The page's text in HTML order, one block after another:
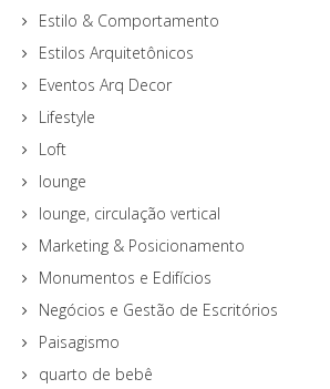
Estilo & Comportamento
Estilos Arquitetônicos
Eventos Arq Decor
Lifestyle
Loft
lounge
lounge, circulação vertical
Marketing & Posicionamento
Monumentos e Edifícios
Negócios e Gestão de Escritórios
Paisagismo
quarto de bebê